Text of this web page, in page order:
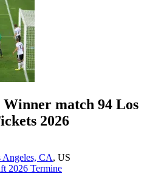
match 94 Los
2026
Angeles, CA, US
2026 Termine